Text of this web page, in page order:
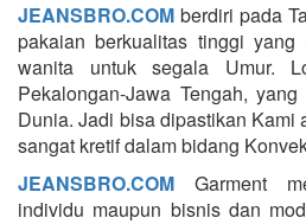
JEANSBRO.COM berdiri pada
pakaian berkualitas tinggi
wanita untuk segala Umur.
Pekalongan-Jawa Tengah,
Dunia. Jadi bisa dipastikan Kami
sangat kretif dalam bidang
JEANSBRO.COM Garment
individu maupun bisnis dan